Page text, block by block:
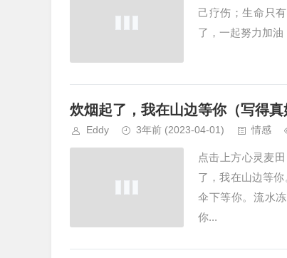
己疗伤；生命只
了，一起努力加
炊烟起了，我在山边等你（写得真
Eddy 3年前 (2023-04-01) 情感
点击上方心灵麦
了，我在山边等
伞下等你。流水
你...